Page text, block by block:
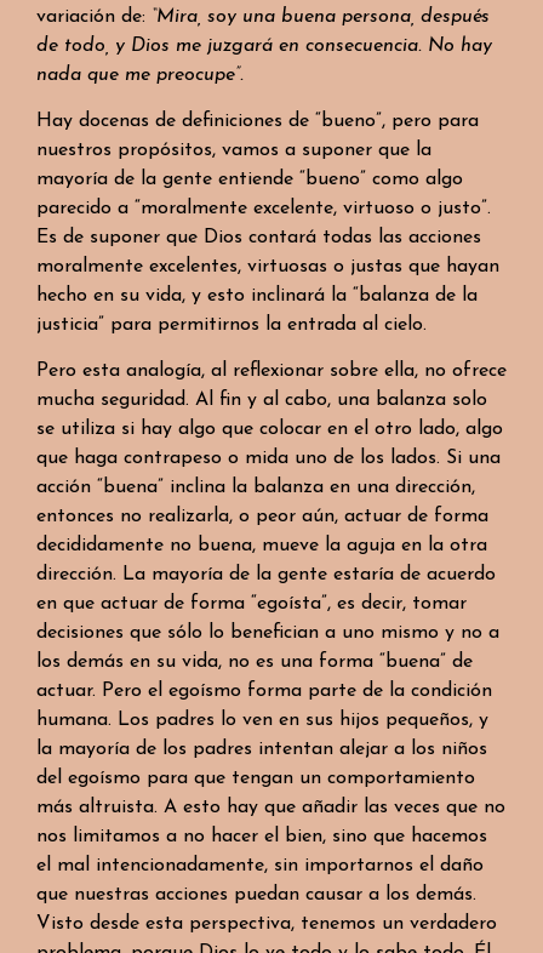
variación de: “Mira, soy una buena persona, después
de todo , y Dios me juzgará en consecuencia. No hay
nada que me preocupe”.
Hay docenas de definiciones de “bueno”, pero para
nuestros propósitos, vamos a suponer que la
mayoría de la gente entiende “bueno” como algo
parecido a “moralmente excelente, virtuoso o justo”.
Es de suponer que Dios contará todas las acciones
moralmente excelentes, virtuosas o justas que hayan
hecho en su vida, y esto inclinará la “balanza de la
justicia” para permitirnos la entrada al cielo.
Pero esta analogía, al reflexionar sobre ella, no ofrece
mucha seguridad. Al fin y al cabo, una balanza solo
se utiliza si hay algo que colocar en el otro lado, algo
que haga contrapeso o mida uno de los lados. Si una
acción “buena” inclina la balanza en una dirección,
entonces no realizarla, o peor aún, actuar de forma
decididamente no buena, mueve la aguja en la otra
dirección. La mayoría de la gente estaría de acuerdo
en que actuar de forma “egoísta”, es decir, tomar
decisiones que sólo lo benefician a uno mismo y no a
los demás en su vida, no es una forma “buena” de
actuar. Pero el egoísmo forma parte de la condición
humana. Los padres lo ven en sus hijos pequeños, y
la mayoría de los padres intentan alejar a los niños
del egoísmo para que tengan un comportamiento
más altruista. A esto hay que añadir las veces que no
nos limitamos a no hacer el bien, sino que hacemos
el mal intencionadamente, sin importarnos el daño
que nuestras acciones puedan causar a los demás.
Visto desde esta perspectiva, tenemos un verdadero